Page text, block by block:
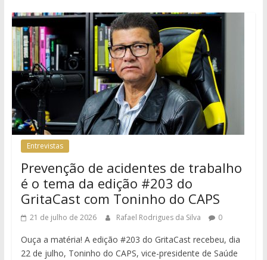
Entrevistas
Prevenção de acidentes de trabalho
é o tema da edição #203 do
GritaCast com Toninho do CAPS
21 de julho de 2026 Rafael Rodrigues da Silva 0
Ouça a matéria! A edição #203 do GritaCast recebeu, dia
22 de julho, Toninho do CAPS, vice-presidente de Saúde